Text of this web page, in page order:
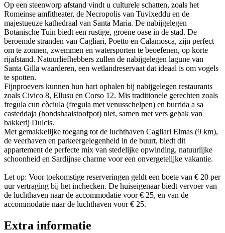
Op een steenworp afstand vindt u culturele schatten, zoals het
Romeinse amfitheater, de Necropolis van Tuvixeddu en de
majestueuze kathedraal van Santa Maria. De nabijgelegen
Botanische Tuin biedt een rustige, groene oase in de stad. De
beroemde stranden van Cagliari, Poetto en Calamosca, zijn perfect
om te zonnen, zwemmen en watersporten te beoefenen, op korte
rijafstand. Natuurliefhebbers zullen de nabijgelegen lagune van
Santa Gilla waarderen, een wetlandreservaat dat ideaal is om vogels
te spotten.
Fijnproevers kunnen hun hart ophalen bij nabijgelegen restaurants
zoals Civico 8, Ellusu en Corso 12. Mis traditionele gerechten zoals
fregula cun còciula (fregula met venusschelpen) en burrida a sa
casteddaja (hondshaaistoofpot) niet, samen met vers gebak van
bakkerij Dulcis.
Met gemakkelijke toegang tot de luchthaven Cagliari Elmas (9 km),
de veerhaven en parkeergelegenheid in de buurt, biedt dit
appartement de perfecte mix van stedelijke opwinding, natuurlijke
schoonheid en Sardijnse charme voor een onvergetelijke vakantie.
Let op: Voor toekomstige reserveringen geldt een boete van € 20 per
uur vertraging bij het inchecken. De huiseigenaar biedt vervoer van
de luchthaven naar de accommodatie voor € 25, en van de
accommodatie naar de luchthaven voor € 25.
Extra informatie